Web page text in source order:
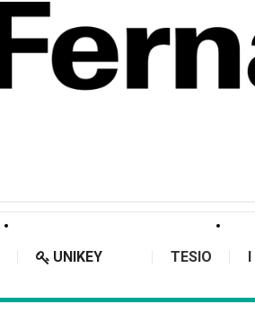
UNIKEY TESIO